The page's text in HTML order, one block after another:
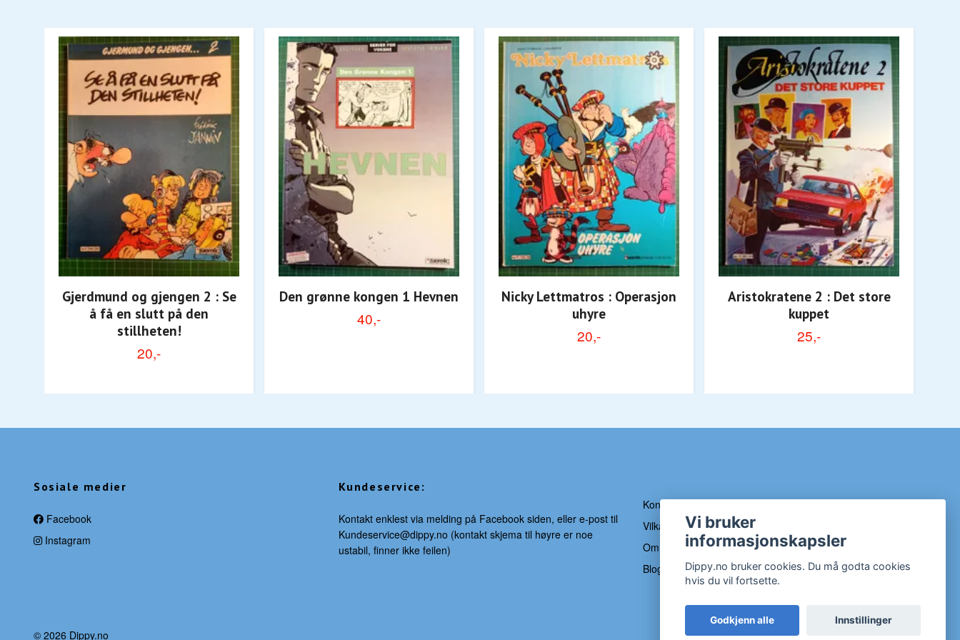
Gjerdmund og gjengen 2 : Se
å få en slutt på den
stillheten!
20,-
Den grønne kongen 1 Hevnen
40,-
Nicky Lettmatros : Operasjon
uhyre
20,-
Aristokratene 2 : Det store
kuppet
25,-
Sosiale medier
Facebook
Instagram
Kundeservice:
Kontakt enklest via melding på Facebook siden, eller e-post til
Kundeservice@dippy.no (kontakt skjema til høyre er noe
ustabil, finner ikke feilen)
Kontakt
Vilkår og betingelser
Om Dippy
Blogg
© 2026 Dippy.no
Vi bruker
informasjonskapsler
Dippy.no bruker cookies. Du må godta cookies
hvis du vil fortsette.
Godkjenn alle Innstillinger